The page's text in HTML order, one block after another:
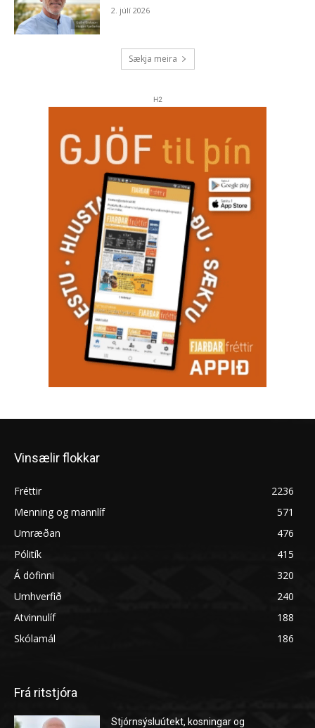
Vinsælir flokkar
Fréttir
2236
Menning og mannlíf
571
Umræðan
476
Pólitík
415
Á döfinni
320
Umhverfið
240
Atvinnulíf
188
Skólamál
186
Frá ritstjóra
Stjórnsýsluútekt, kosningar og